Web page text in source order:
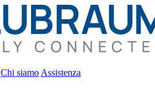
Chi siamo Assistenza